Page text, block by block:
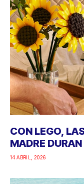
CON LEGO,
MADRE
14 ABRIL, 2026